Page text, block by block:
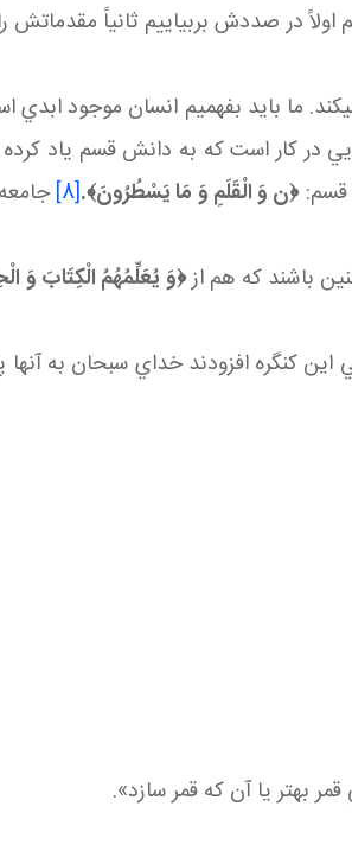
در صددش بربياييم ثانياً مقدماتش
مي کند. ما بايد بفهميم انسان موجود
در کار است که به دانش قسم ياد
قسم:﴿ن وَ الْقَلَمِ وَ مَا يَسْطُرُونَ﴾.[8]
باشند که هم از﴿وَ يُعَلِّمُهُمُ الْكِتَابَ وَ
کنگره افزودند خداي سبحان به